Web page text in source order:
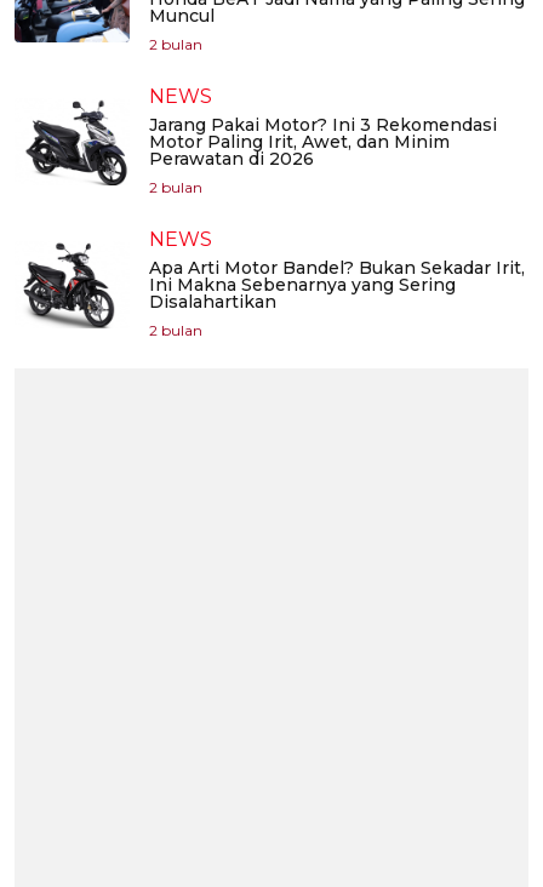
Muncul
2 bulan
NEWS
Jarang Pakai Motor? Ini 3 Rekomendasi
Motor Paling Irit, Awet, dan Minim
Perawatan di 2026
2 bulan
NEWS
Apa Arti Motor Bandel? Bukan Sekadar Irit,
Ini Makna Sebenarnya yang Sering
Disalahartikan
2 bulan